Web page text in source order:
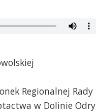
Regionalnej Rady
w Dolinie Odry